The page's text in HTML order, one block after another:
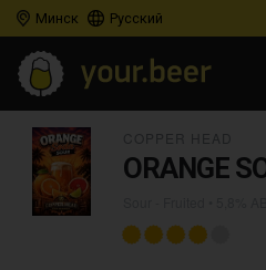
Минск Русский
ORANGE